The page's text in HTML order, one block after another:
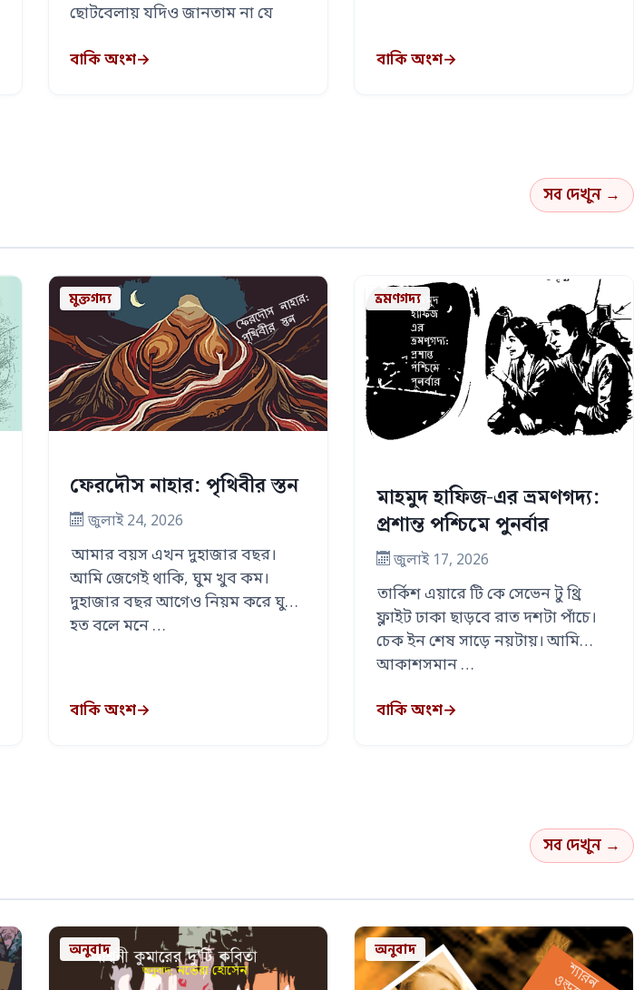
ছোটবেলায় যদিও জানতাম না যে
বাকি অংশ→ বাকি অংশ→
সব দেখুন →
মুক্তগদ্য
ফেরদৌস নাহার: পৃথিবীর স্তন
জুলাই 24, 2026
আমার বয়স এখন দুহাজার বছর।
আমি জেগেই থাকি, ঘুম খুব কম।
দুহাজার বছর আগেও নিয়ম করে ঘুম
হত বলে মনে …
বাকি অংশ→
ভ্রমণগদ্য
মাহমুদ হাফিজ-এর ভ্রমণগদ্য:
প্রশান্ত পশ্চিমে পুনর্বার
জুলাই 17, 2026
তার্কিশ এয়ারে টি কে সেভেন টু থ্রি
ফ্লাইট ঢাকা ছাড়বে রাত দশটা পাঁচে।
চেক ইন শেষ সাড়ে নয়টায়। আমি
আকাশসমান …
বাকি অংশ→
সব দেখুন →
অনুবাদ অনুবাদ